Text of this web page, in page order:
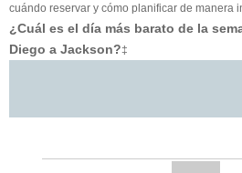
cuándo reservar y cómo planificar de manera
¿Cuál es el día más barato de la
Diego a Jackson?‡